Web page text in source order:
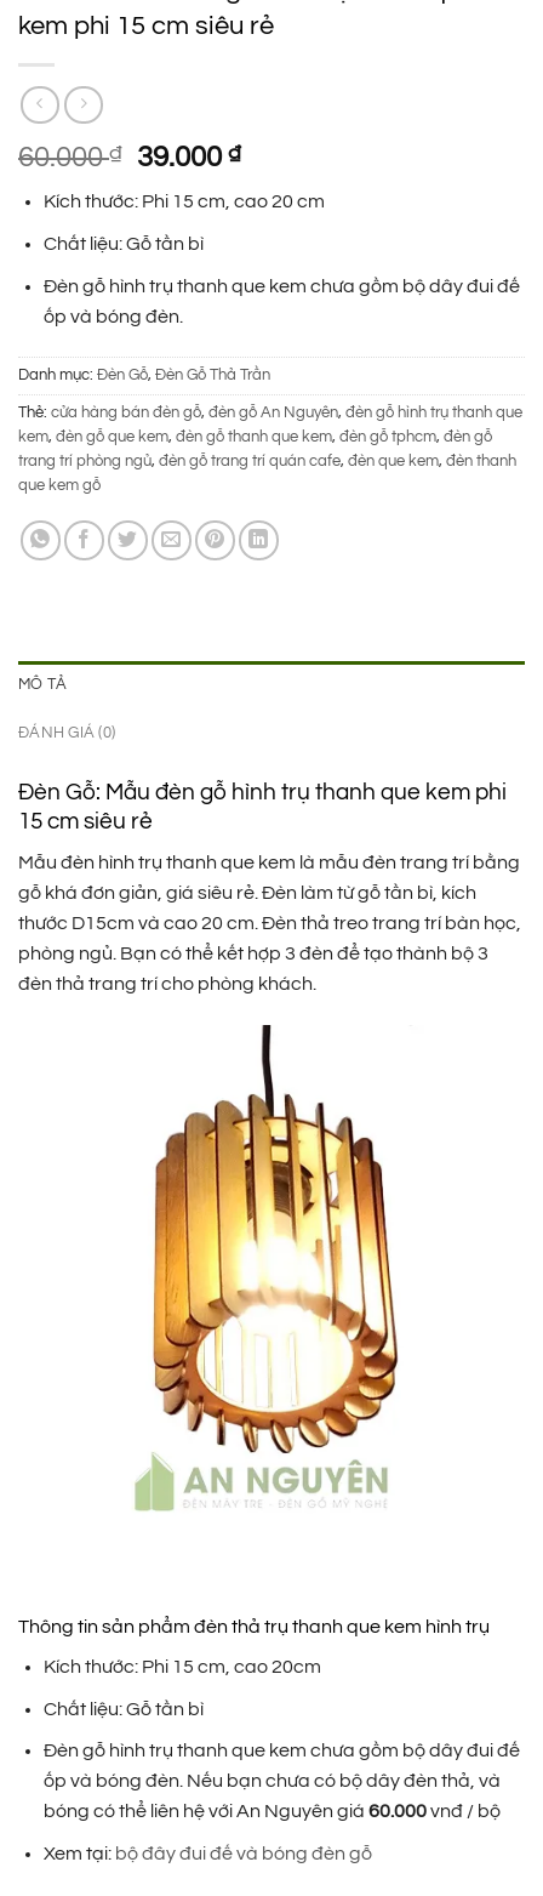
kem phi 15 cm siêu rẻ
60.000₫
Giá
là:
60.000 ₫.
39.000₫Giá
tại
39.000 ₫.
Kích thước: Phi 15 cm, cao 20 cm
Chất liệu: Gỗ tần bì
Đèn gỗ hình trụ thanh que kem chưa gồm bộ dây đui đế
ốp và bóng đèn.
Danh mục: Đèn Gỗ, Đèn Gỗ Thả Trần
Thẻ: cửa hàng bán đèn gỗ, đèn gỗ An Nguyên, đèn gỗ hình trụ thanh que
kem, đèn gỗ que kem, đèn gỗ thanh que kem, đèn gỗ tphcm, đèn gỗ
trang trí phòng ngủ, đèn gỗ trang trí quán cafe, đèn que kem, đèn thanh
que kem gỗ
MÔ TẢ
ĐÁNH GIÁ (0)
Đèn Gỗ: Mẫu đèn gỗ hình trụ thanh que kem phi
15 cm siêu rẻ
Mẫu đèn hình trụ thanh que kem là mẫu đèn trang trí bằng
gỗ khá đơn giản, giá siêu rẻ. Đèn làm từ gỗ tần bì, kích
thước D15cm và cao 20 cm. Đèn thả treo trang trí bàn học,
phòng ngủ. Bạn có thể kết hợp 3 đèn để tạo thành bộ 3
đèn thả trang trí cho phòng khách.
Thông tin sản phẩm đèn thả trụ thanh que kem hình trụ
Kích thước: Phi 15 cm, cao 20cm
Chất liệu: Gỗ tần bì
Đèn gỗ hình trụ thanh que kem chưa gồm bộ dây đui đế
ốp và bóng đèn. Nếu bạn chưa có bộ dây đèn thả, và
bóng có thể liên hệ với An Nguyên giá 60.000vnđ / bộ
Xem tại: bộ đây đui đế và bóng đèn gỗ